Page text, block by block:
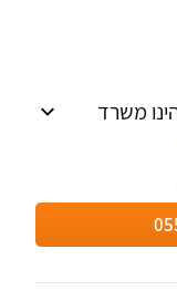
משרד
המסחרי.
בין משפט
ייעוץ קצרה